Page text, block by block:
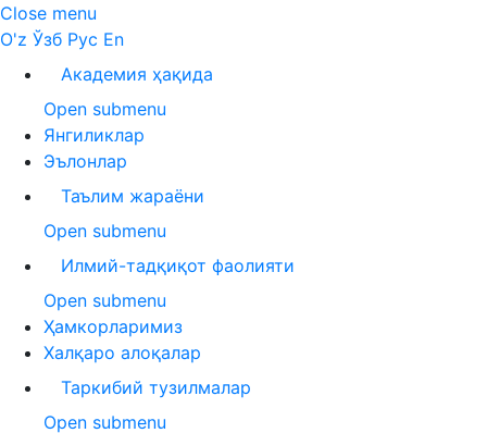
Close menu
O'z Ўзб Рус En
Академия ҳақида
Open submenu
Янгиликлар
Эълонлар
Таълим жараёни
Open submenu
Илмий-тадқиқот фаолияти
Open submenu
Ҳамкорларимиз
Халқаро алоқалар
Таркибий тузилмалар
Open submenu